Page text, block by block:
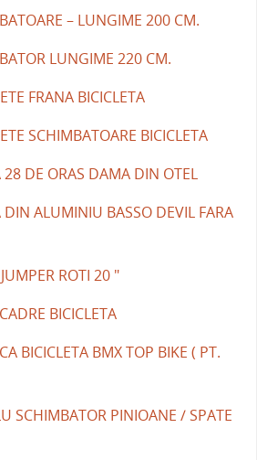
– LUNGIME 200 CM.
LUNGIME 220 CM.
FRANA BICICLETA
SCHIMBATOARE BICICLETA
28 DE ORAS DAMA DIN OTEL
DIN ALUMINIU BASSO DEVIL FARA
ROTI 20 "
BICICLETA
BICICLETA BMX TOP BIKE ( PT.
SCHIMBATOR PINIOANE / SPATE